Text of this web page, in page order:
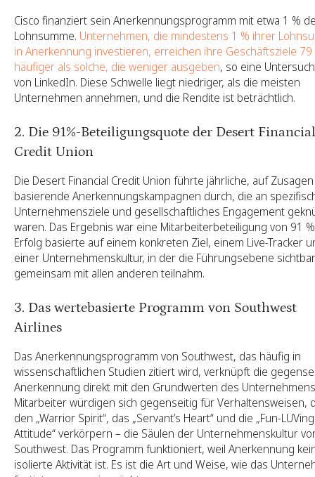
Cisco finanziert sein Anerkennungsprogramm mit etwa 1 %
Lohnsumme. Unternehmen, die mindestens 1 % ihrer
in Anerkennung investieren, erreichen ihre Geschäftsziele 79
häufiger als solche, die weniger ausgeben, so eine
von LinkedIn. Diese Schwelle liegt niedriger, als die meisten
Unternehmen annehmen, und die Rendite ist beträchtlich.
2. Die 91%-Beteiligungsquote der Desert Financial
Credit Union
Die Desert Financial Credit Union führte jährliche, auf Zusagen
basierende Anerkennungskampagnen durch, die an
Unternehmensziele und gesellschaftliches Engagement
waren. Das Ergebnis war eine Mitarbeiterbeteiligung von 91
Erfolg basierte auf einem konkreten Ziel, einem Live-Tracker
einer Unternehmenskultur, in der die Führungsebene sichtbar
gemeinsam mit allen anderen teilnahm.
3. Das wertebasierte Programm von Southwest
Airlines
Das Anerkennungsprogramm von Southwest, das häufig in
wissenschaftlichen Studien zitiert wird, verknüpft die
Anerkennung direkt mit den Grundwerten des
Mitarbeiter würdigen sich gegenseitig für Verhaltensweisen,
den „Warrior Spirit“, das „Servant’s Heart“ und die „Fun-LUVing
Attitude“ verkörpern – die Säulen der Unternehmenskultur
Southwest. Das Programm funktioniert, weil Anerkennung
isolierte Aktivität ist. Es ist die Art und Weise, wie das